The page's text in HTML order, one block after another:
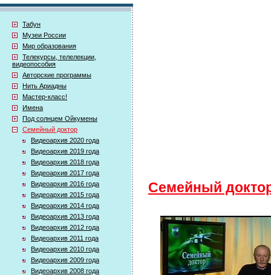
Табун
Музеи России
Мир образования
Телекурсы, телелекции,
видеопособия
Авторские программы
Нить Ариадны
Мастер-класс!
Имена
Под солнцем Ойкумены
Семейный доктор
Видеоархив 2020 года
Видеоархив 2019 года
Видеоархив 2018 года
Видеоархив 2017 года
Видеоархив 2016 года
Видеоархив 2015 года
Видеоархив 2014 года
Видеоархив 2013 года
Видеоархив 2012 года
Видеоархив 2011 года
Видеоархив 2010 года
Видеоархив 2009 года
Видеоархив 2008 года
Семейный